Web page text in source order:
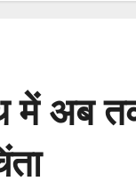
अब तक